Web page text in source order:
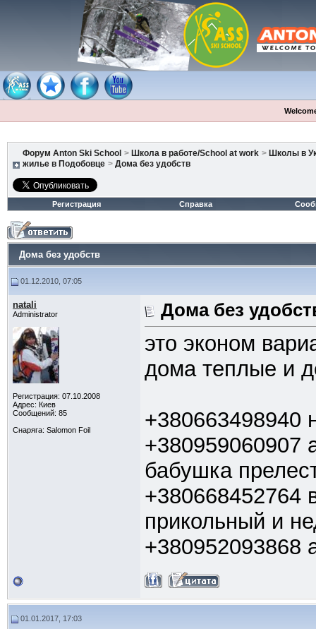
Форум Anton Ski School > Школа в работе/School at work > Школы в
жилье в Подобовце > Дома без удобств
Регистрация Справка
Дома без удобств
01.12.2010, 07:05
natali
Administrator
Регистрация: 07.10.2008
Адрес: Киев
Сообщений: 85
Снаряга: Salomon Foil
Дома без
это эконом
дома теплые и
+380663498940
+380959060907
бабушка
+380668452764
прикольный и
+380952093868
01.01.2017, 17:03